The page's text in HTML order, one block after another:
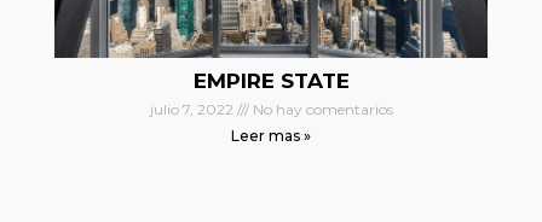
EMPIRE STATE
julio 7, 2022
No hay comentarios
Leer mas »